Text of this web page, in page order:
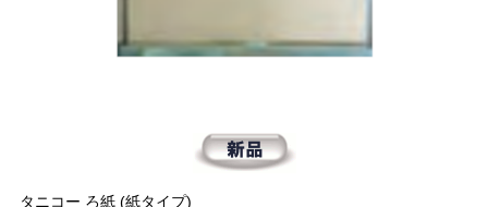
タニコー ろ紙 (紙タイプ)